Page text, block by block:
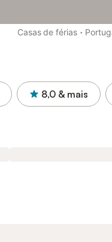
Casas de férias ·
8,0 & mais